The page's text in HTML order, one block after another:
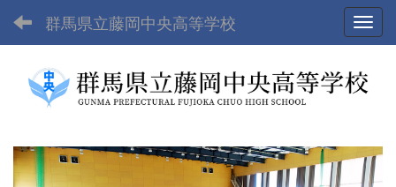
群馬県立藤岡中央高等学校
p
n